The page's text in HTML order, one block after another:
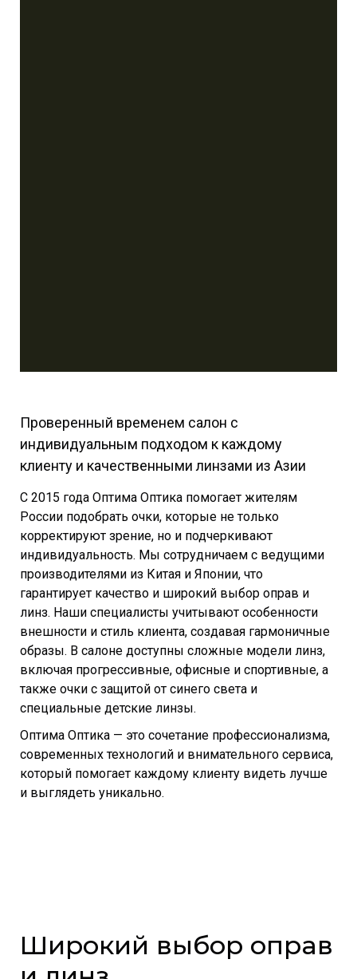
Проверенный временем салон с
индивидуальным подходом к каждому
клиенту и качественными линзами из Азии
С 2015 года Оптима Оптика помогает жителям
России подобрать очки, которые не только
корректируют зрение, но и подчеркивают
индивидуальность. Мы сотрудничаем с ведущими
производителями из Китая и Японии, что
гарантирует качество и широкий выбор оправ и
линз. Наши специалисты учитывают особенности
внешности и стиль клиента, создавая гармоничные
образы. В салоне доступны сложные модели линз,
включая прогрессивные, офисные и спортивные, а
также очки с защитой от синего света и
специальные детские линзы.
Оптима Оптика — это сочетание профессионализма,
современных технологий и внимательного сервиса,
который помогает каждому клиенту видеть лучше
и выглядеть уникально.
Широкий выбор оправ